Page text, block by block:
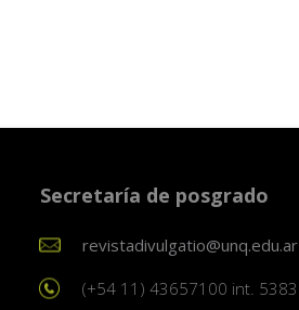
Secretaría de posgrado
revistadivulgatio@unq.edu.ar
(+54 11) 43657100 int. 5383